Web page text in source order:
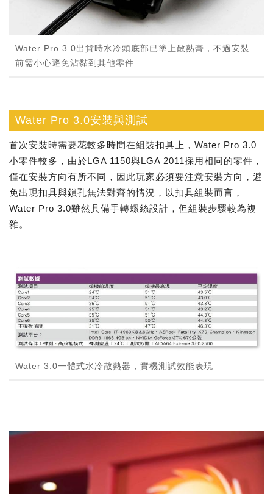
Water Pro 3.0出貨時水冷頭底部已塗上散熱膏，不過安裝
前需小心避免沾黏到其他零件
Water Pro 3.0安裝與測試
首次安裝時需要花較多時間在組裝扣具上，Water Pro 3.0
小零件較多，由於LGA 1150與LGA 2011採用相同的零件，
僅在安裝方向有所不同，因此玩家必須要注意安裝方向，避
免出現扣具與鎖孔無法對齊的情況，以扣具組裝而言，
Water Pro 3.0雖然具備手轉螺絲設計，但組裝步驟較為複
雜。
Water 3.0一體式水冷散熱器，實機測試效能表現